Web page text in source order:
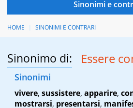
HOME SINONIMI E CONTRARI
Sinonimo di: Essere
Sinonimi
vivere, sussistere, apparire,
mostrarsi, presentarsi,